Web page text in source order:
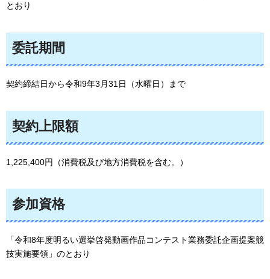
とおり
委託期間
契約締結日から令和9年3月31日（水曜日）まで
契約上限額
1,225,400円（消費税及び地方消費税を含む。）
参加資格
「令和8年度明るい選挙啓発動画作品コンテスト業務委託企画提案競
技実施要領」のとおり